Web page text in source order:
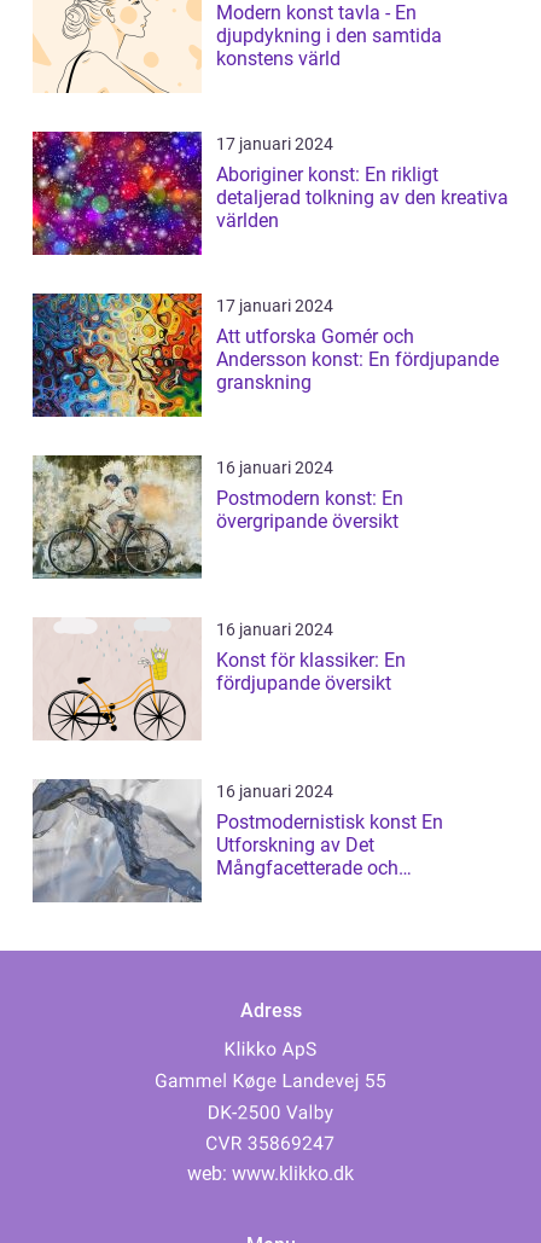
Modern konst tavla - En
djupdykning i den samtida
konstens värld
17 januari 2024
Aboriginer konst: En rikligt
detaljerad tolkning av den kreativa
världen
17 januari 2024
Att utforska Gomér och
Andersson konst: En fördjupande
granskning
16 januari 2024
Postmodern konst: En
övergripande översikt
16 januari 2024
Konst för klassiker: En
fördjupande översikt
16 januari 2024
Postmodernistisk konst En
Utforskning av Det
Mångfacetterade och
Adress
web: www.klikko.dk